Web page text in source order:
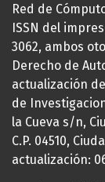
Red de
ISSN del
3062, ambos
Derecho de
actualización
de
la Cueva s/n,
C.P. 04510,
actualización: